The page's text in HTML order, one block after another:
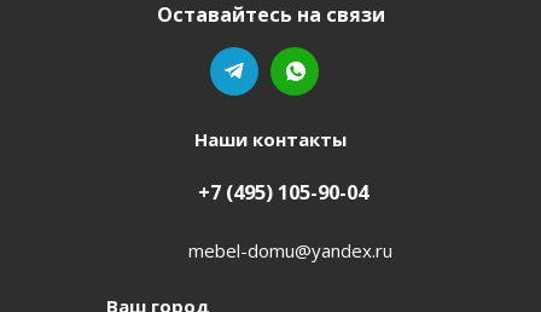
Оставайтесь на связи
Наши контакты
+7 (495) 105-90-04
mebel-domu@yandex.ru
Ваш город